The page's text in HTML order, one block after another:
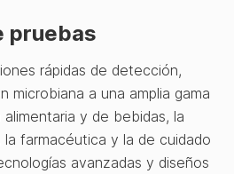
pruebas
rápidas de detección,
microbiana a una amplia gama
y de bebidas, la
la farmacéutica y la de cuidado
avanzadas y diseños